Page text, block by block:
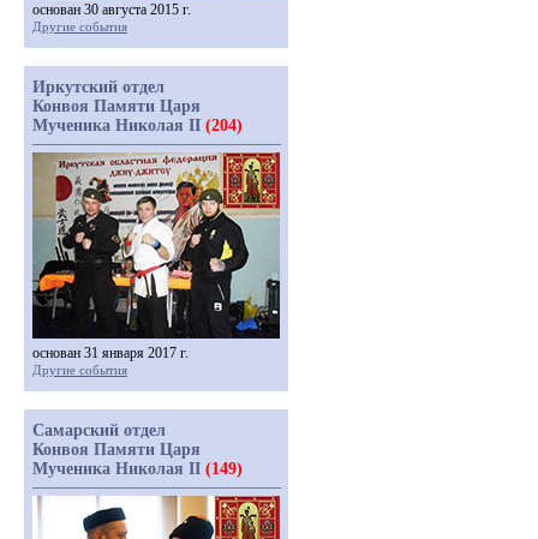
основан 30 августа 2015 г.
Другие события
Иркутский отдел
Конвоя Памяти Царя
Мученика Николая II (204)
основан 31 января 2017 г.
Другие события
Самарский отдел
Конвоя Памяти Царя
Мученика Николая II (149)